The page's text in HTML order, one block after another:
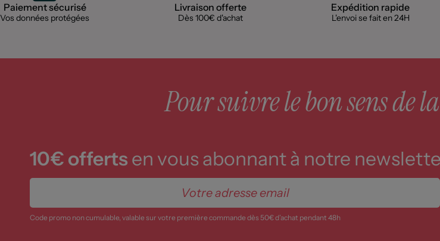
Paiement sécurisé
Vos données protégées
Livraison offerte
Dès 100€ d'achat
Expédition rapide
L'envoi se fait en 24H
Pour suivre le bon sens de
10€ offerts en vous abonnant à notre
Code promo non cumulable, valable sur votre première commande dès 50€ d’achat pendant 48h